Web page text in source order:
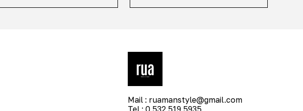
Mail : ruamanstyle@gmail.com
Tel : 0 532 519 5935